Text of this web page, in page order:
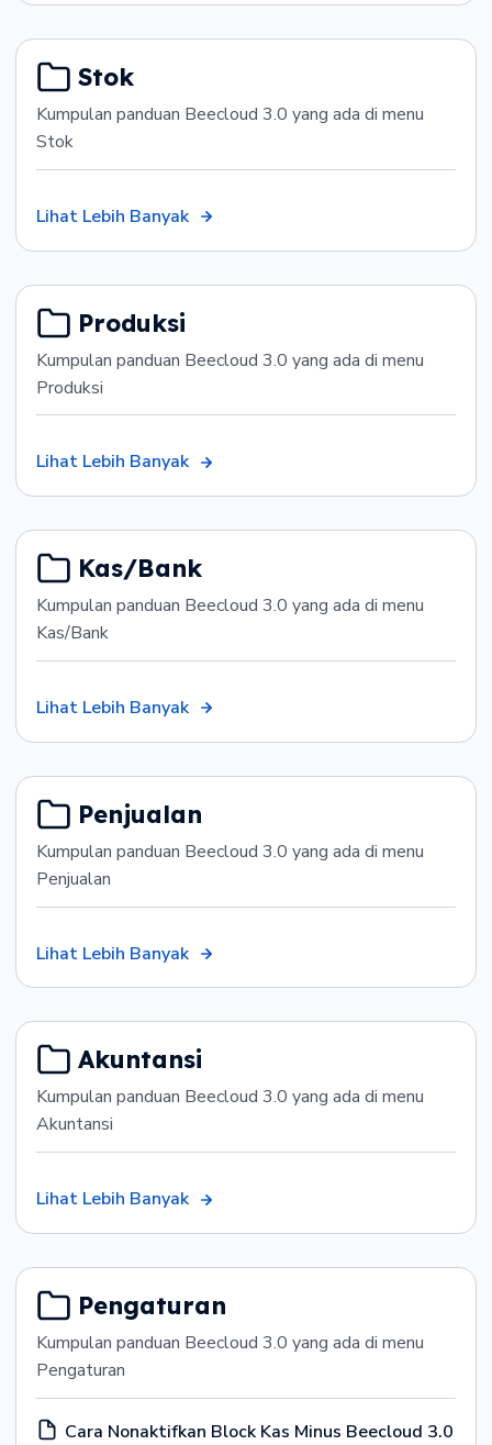
Stok
Kumpulan panduan Beecloud 3.0 yang ada di menu
Stok
Lihat Lebih Banyak
Produksi
Kumpulan panduan Beecloud 3.0 yang ada di menu
Produksi
Lihat Lebih Banyak
Kas/Bank
Kumpulan panduan Beecloud 3.0 yang ada di menu
Kas/Bank
Lihat Lebih Banyak
Penjualan
Kumpulan panduan Beecloud 3.0 yang ada di menu
Penjualan
Lihat Lebih Banyak
Akuntansi
Kumpulan panduan Beecloud 3.0 yang ada di menu
Akuntansi
Lihat Lebih Banyak
Pengaturan
Kumpulan panduan Beecloud 3.0 yang ada di menu
Pengaturan
Cara Nonaktifkan Block Kas Minus Beecloud 3.0